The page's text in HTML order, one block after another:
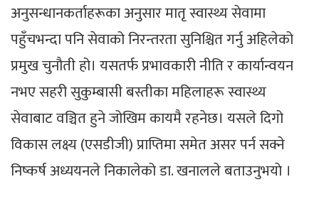
अनुसन्धानकर्ताहरूका अनुसार मातृ स्वास्थ्य सेवामा
पहुँचभन्दा पनि सेवाको निरन्तरता सुनिश्चित गर्नु अहिलेको
प्रमुख चुनौती हो। यसतर्फ प्रभावकारी नीति र कार्यान्वयन
नभए सहरी सुकुम्बासी बस्तीका महिलाहरू स्वास्थ्य
सेवाबाट वञ्चित हुने जोखिम कायमै रहनेछ। यसले दिगो
विकास लक्ष्य (एसडीजी) प्राप्तिमा समेत असर पर्न सक्ने
निष्कर्ष अध्ययनले निकालेको डा. खनालले बताउनुभयाे ।